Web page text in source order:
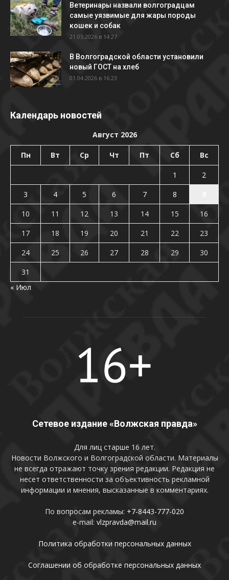
Ветеринары назвали волгоградцам
самые уязвимые для жары породы
кошек и собак
21.05.2026 в 14:27
В Волгоградской области установили
новый ГОСТ на хлеб
01.04.2026 в 16:23
Календарь новостей
Август 2026
Пн Вт Ср Чт Пт Сб Вс
1
2
3
4 5 6 7 8
10
11 12 13 14 15
16
17
18 19 20 21 22
23
24
25 26 27 28 29
30
31
« Июл
Сетевое издание «Волжская правда»
Для лиц старше 16 лет.
Новости Волжского и Волгоградской области. Материалы
не всегда отражают точку зрения редакции. Редакция не
несет ответственности за объективность рекламной
информации и мнения, высказанные в комментариях.
По вопросам рекламы: +7-8443-777-020
e-mail: vlzpravda@mail.ru
Политика обработки персональных данных
Соглашении об обработке персональных данных